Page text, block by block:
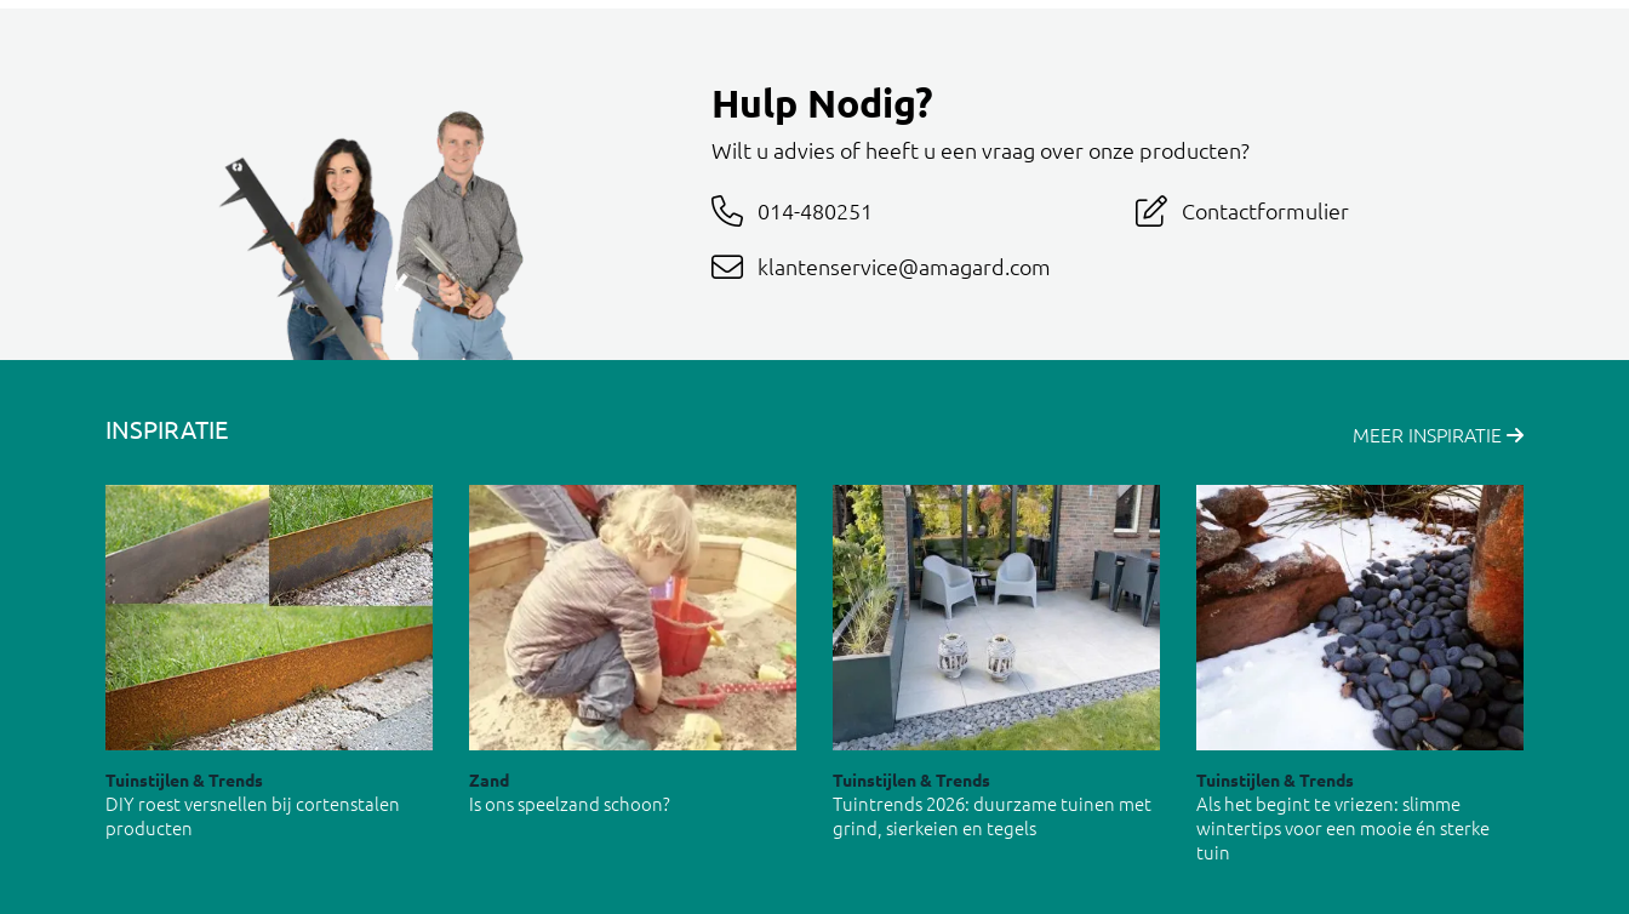
Hulp Nodig?
Wilt u advies of heeft u een vraag over onze producten?
014-480251
klantenservice@amagard.com
Contactformulier
INSPIRATIE MEER INSPIRATIE
Tuinstijlen & Trends
DIY roest versnellen bij cortenstalen
producten
Zand
Is ons speelzand schoon?
Tuinstijlen & Trends
Tuintrends 2026: duurzame tuinen met
grind, sierkeien en tegels
Tuinstijlen & Trends
Als het begint te vriezen: slimme
wintertips voor een mooie én sterke
tuin